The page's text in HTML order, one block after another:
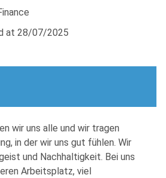
at 28/07/2025
wir uns alle und wir tragen
in der wir uns gut fühlen. Wir
und Nachhaltigkeit. Bei uns
Arbeitsplatz, viel